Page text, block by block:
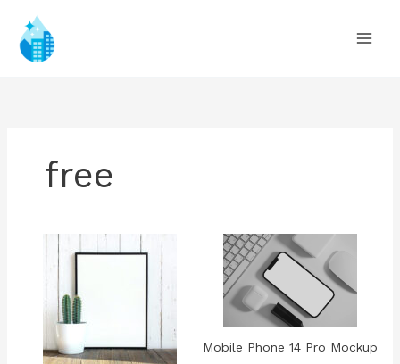
contenido
free
Mobile Phone 14 Pro Mockup